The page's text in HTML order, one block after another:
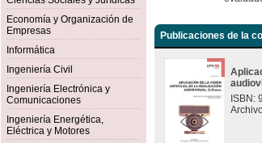
Economía y Organización de
Empresas
Informática
Ingeniería Civil
Ingeniería Electrónica y
Comunicaciones
Ingeniería Energética,
Eléctrica y Motores
Publicaciones de la
ISBN: